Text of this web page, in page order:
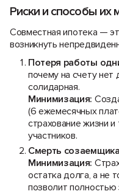
Риски и способы их
Совместная ипотека —
возникнуть
Потеря работы
почему на счету нет
солидарная.
Минимизация:
(6 ежемесячных
страхование жизни
участников.
Смерть
Минимизация:
остатка долга, а не
позволит